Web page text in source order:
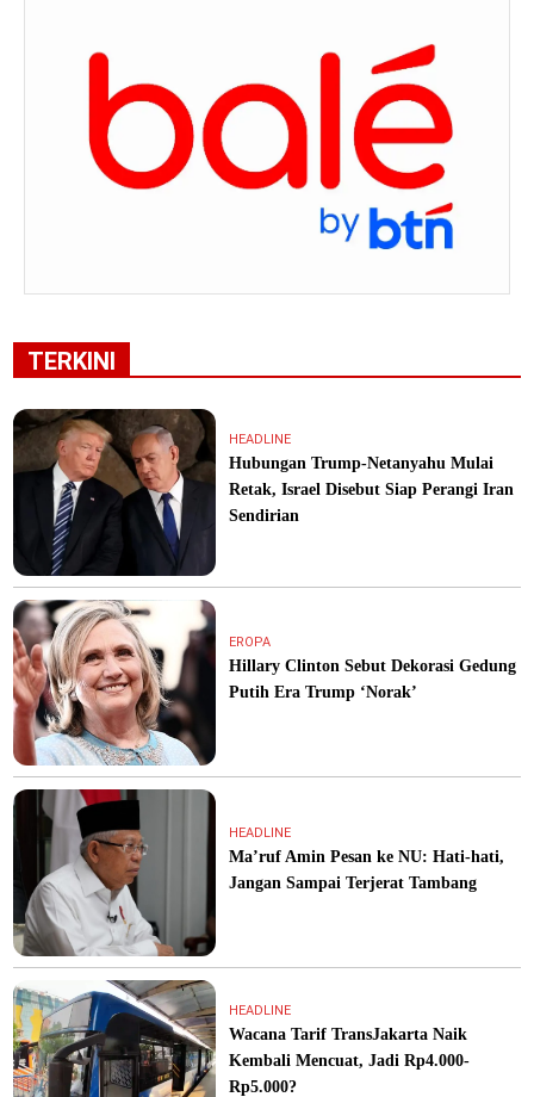
TERKINI
HEADLINE
Hubungan Trump-Netanyahu Mulai
Retak, Israel Disebut Siap Perangi Iran
Sendirian
EROPA
Hillary Clinton Sebut Dekorasi Gedung
Putih Era Trump ‘Norak’
HEADLINE
Ma’ruf Amin Pesan ke NU: Hati-hati,
Jangan Sampai Terjerat Tambang
HEADLINE
Wacana Tarif TransJakarta Naik
Kembali Mencuat, Jadi Rp4.000-
Rp5.000?